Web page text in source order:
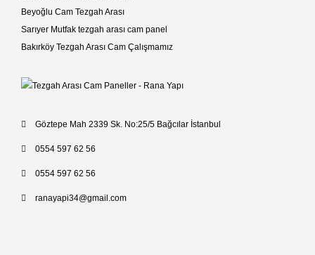
Beyoğlu Cam Tezgah Arası
Sarıyer Mutfak tezgah arası cam panel
Bakırköy Tezgah Arası Cam Çalışmamız
Göztepe Mah 2339 Sk. No:25/5 Bağcılar İstanbul
0554 597 62 56
0554 597 62 56
ranayapi34@gmail.com